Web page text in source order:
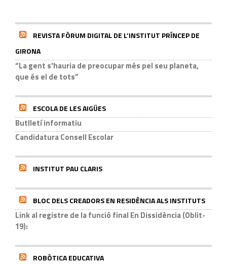
REVISTA FÒRUM DIGITAL DE L’INSTITUT PRÍNCEP DE
GIRONA
“La gent s'hauria de preocupar més pel seu planeta,
que és el de tots”
ESCOLA DE LES AIGÜES
Butlletí informatiu
Candidatura Consell Escolar
INSTITUT PAU CLARIS
BLOC DELS CREADORS EN RESIDÈNCIA ALS INSTITUTS
Link al registre de la funció final En Dissidència (Oblit-
19):
ROBÒTICA EDUCATIVA